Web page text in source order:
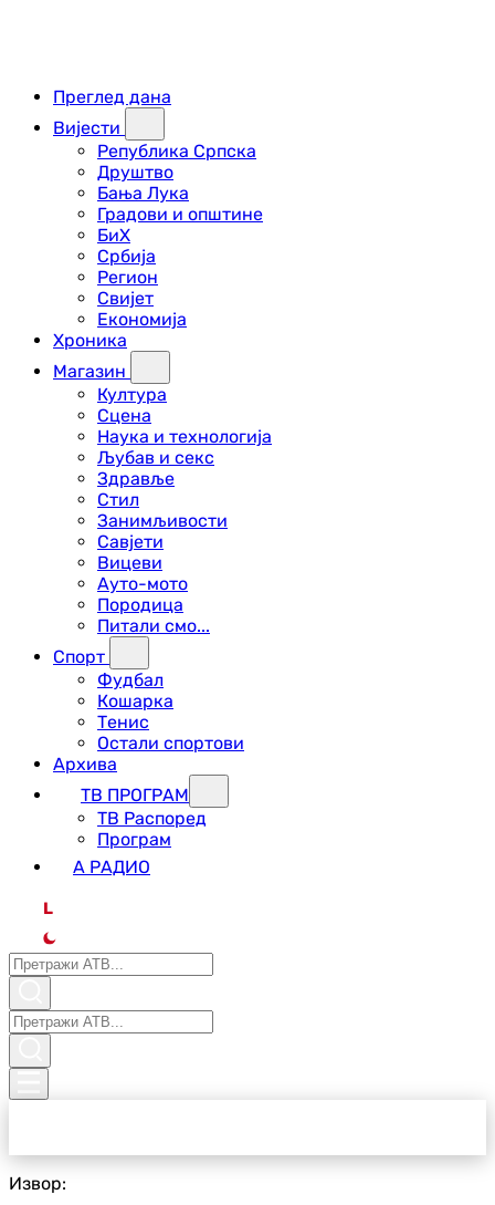
Преглед дана
Вијести
Република Српска
Друштво
Бања Лука
Градови и општине
БиХ
Србија
Регион
Свијет
Економија
Хроника
Магазин
Култура
Сцена
Наука и технологија
Љубав и секс
Здравље
Стил
Занимљивости
Савјети
Вицеви
Ауто-мото
Породица
Питали смо...
Спорт
Фудбал
Кошарка
Тенис
Остали спортови
Архива
ТВ ПРОГРАМ
ТВ Распоред
Програм
А РАДИО
L
Извор: